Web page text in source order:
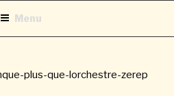
Menu
plus-que-lorchestre-zerep